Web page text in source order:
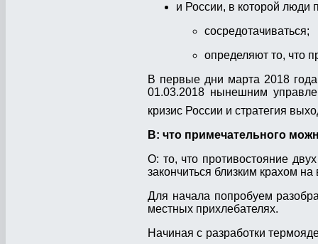
и России, в которой люди
сосредотачиваться;
определяют то, что
В первые дни марта 2018
01.03.2018 нынешним
кризис России и стратегия
В: что примечательного
О: то, что противостояние
закончиться близким крахом
Для начала попробуем
местных прихлебателях.
Начиная с разработки